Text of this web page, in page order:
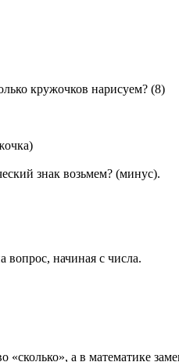
кружочков нарисуем? (8)
знак возьмем? (минус).
вопрос, начиная с числа.
а в математике